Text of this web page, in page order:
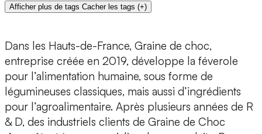
Afficher plus de tags Cacher les tags (+)
Dans les Hauts-de-France, Graine de choc,
entreprise créée en 2019, développe la féverole
pour l’alimentation humaine, sous forme de
légumineuses classiques, mais aussi d’ingrédients
pour l’agroalimentaire. Après plusieurs années de R
& D, des industriels clients de Graine de Choc